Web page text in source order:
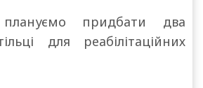
плануємо придбати два
для реабілітаційних